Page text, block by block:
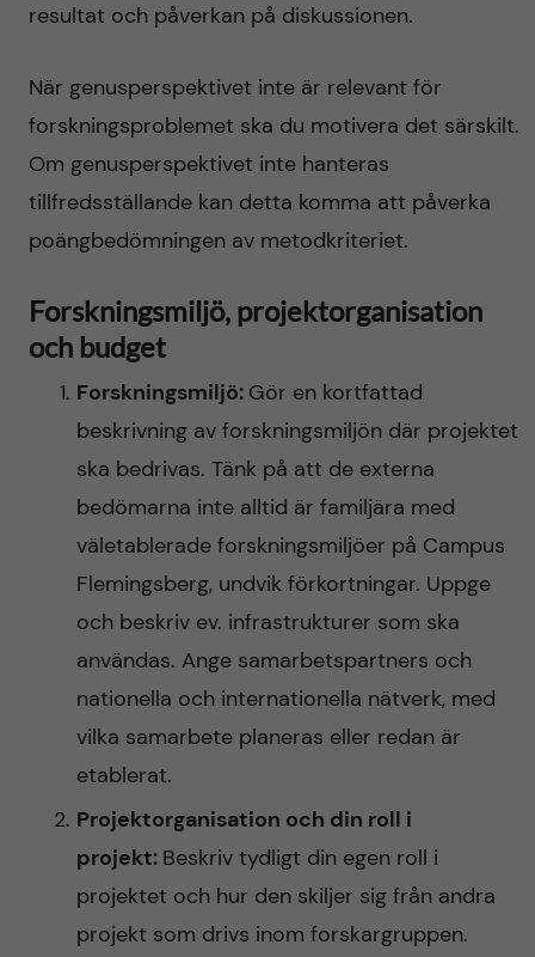
resultat och påverkan på diskussionen.
När genusperspektivet inte är relevant för
forskningsproblemet ska du motivera det särskilt.
Om genusperspektivet inte hanteras
tillfredsställande kan detta komma att påverka
poängbedömningen av metodkriteriet.
Forskningsmiljö, projektorganisation
och budget
Forskningsmiljö: Gör en kortfattad
beskrivning av forskningsmiljön där projektet
ska bedrivas. Tänk på att de externa
bedömarna inte alltid är familjära med
väletablerade forskningsmiljöer på Campus
Flemingsberg, undvik förkortningar. Uppge
och beskriv ev. infrastrukturer som ska
användas. Ange samarbetspartners och
nationella och internationella nätverk, med
vilka samarbete planeras eller redan är
etablerat.
Projektorganisation och din roll i
projekt: Beskriv tydligt din egen roll i
projektet och hur den skiljer sig från andra
projekt som drivs inom forskargruppen.